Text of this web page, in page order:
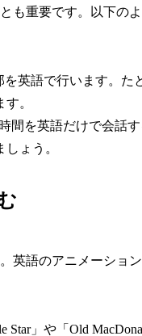
も重要です。以下の
英語で行います。た
。
間を英語だけで会話
ょう。
英語のアニメーショ
Star」や「Old